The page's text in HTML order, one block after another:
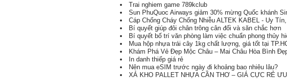
Trai nghiem game 789kclub
Sun PhuQuoc Airways giảm 30% mừng Quốc khánh
Cáp Chống Cháy Chống Nhiễu ALTEK KABEL - Uy
Bí quyết giúp đôi chân trông cân đối và săn chắc hơn
Bí quyết bố trí văn phòng làm việc chuẩn phong thủy
Mua hộp nhựa trái cây 1kg chất lượng, giá tốt tại
Khám Phá Vẻ Đẹp Mộc Châu – Mai Châu Hòa Bình
In danh thiếp giá rẻ
Nên mua eSIM trước ngày đi khoảng bao nhiêu lâu?
XẢ KHO PALLET NHỰA CẦN THƠ – GIÁ CỰC RẺ